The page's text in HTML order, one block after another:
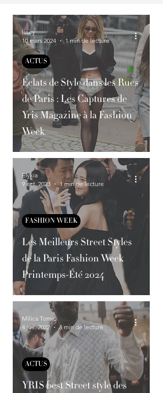
Éclats de Style dans les Rues
de Paris : Les Captures de
Yris Magazine à la Fashion
Week
ACTUS
Issey
10 mars 2024
1 min de lecture
Les Meilleurs Street Styles
de la Paris Fashion Week
Printemps-Été 2024
FASHION WEEK
Elykia
9 oct. 2023
1 min de lecture
YRIS best Street style des
ACTUS
Milica Tomic
4 juil. 2022
3 min de lecture